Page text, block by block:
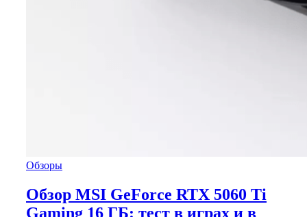
Обзоры
Обзор MSI GeForce RTX 5060 Ti
Gaming 16 ГБ: тест в играх и в